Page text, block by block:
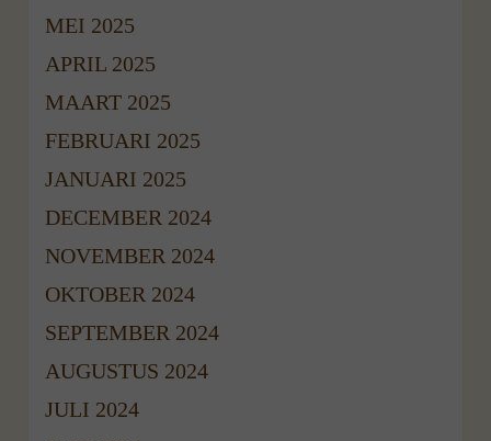
MEI 2025
APRIL 2025
MAART 2025
FEBRUARI 2025
JANUARI 2025
DECEMBER 2024
NOVEMBER 2024
OKTOBER 2024
SEPTEMBER 2024
AUGUSTUS 2024
JULI 2024